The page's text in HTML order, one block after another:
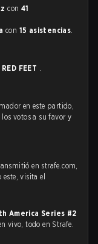
con 41
con 15 asistencias.
RED FEET .
en este partido,
los votos a su favor y
en strafe.com,
visita el
America Series #2
vivo, todo en Strafe.